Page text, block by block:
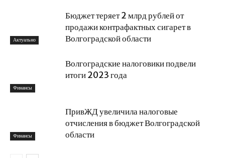
Актуально
Бюджет теряет 2 млрд рублей от
продажи контрафактных сигарет в
Волгоградской области
Финансы
Волгоградские налоговики подвели
итоги 2023 года
Финансы
ПривЖД увеличила налоговые
отчисления в бюджет Волгоградской
области